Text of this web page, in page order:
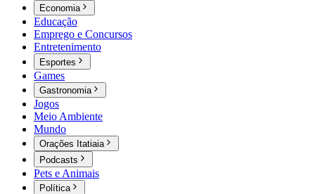
Economia
Educação
Emprego e Concursos
Entretenimento
Esportes
Games
Gastronomia
Jogos
Meio Ambiente
Mundo
Orações Itatiaia
Podcasts
Pets e Animais
Política